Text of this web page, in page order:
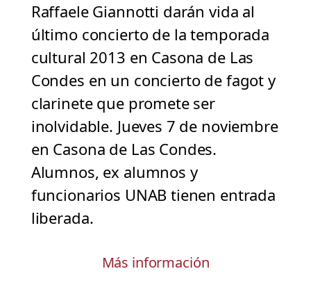
Raffaele Giannotti darán vida al
último concierto de la temporada
cultural 2013 en Casona de Las
Condes en un concierto de fagot y
clarinete que promete ser
inolvidable. Jueves 7 de noviembre
en Casona de Las Condes.
Alumnos, ex alumnos y
funcionarios UNAB tienen entrada
liberada.
Más información